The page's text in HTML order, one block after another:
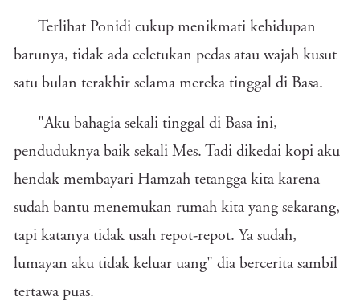
Terlihat Ponidi cukup menikmati kehidupan
barunya, tidak ada celetukan pedas atau wajah kusut
satu bulan terakhir selama mereka tinggal di Basa.
"Aku bahagia sekali tinggal di Basa ini,
penduduknya baik sekali Mes. Tadi dikedai kopi aku
hendak membayari Hamzah tetangga kita karena
sudah bantu menemukan rumah kita yang sekarang,
tapi katanya tidak usah repot-repot. Ya sudah,
lumayan aku tidak keluar uang" dia bercerita sambil
tertawa puas.